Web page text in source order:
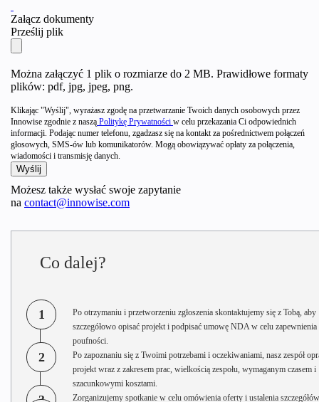
Załącz dokumenty
Prześlij plik
Można załączyć 1 plik o rozmiarze do 2 MB. Prawidłowe formaty
plików: pdf, jpg, jpeg, png.
Klikając "Wyślij", wyrażasz zgodę na przetwarzanie Twoich danych osobowych przez
Innowise zgodnie z naszą Politykę Prywatności w celu przekazania Ci odpowiednich
informacji. Podając numer telefonu, zgadzasz się na kontakt za pośrednictwem połączeń
głosowych, SMS-ów lub komunikatorów. Mogą obowiązywać opłaty za połączenia,
wiadomości i transmisję danych.
Możesz także wysłać swoje zapytanie
na contact@innowise.com
Co dalej?
1
Po otrzymaniu i przetworzeniu zgłoszenia skontaktujemy się z Tobą, aby
szczegółowo opisać projekt i podpisać umowę NDA w celu zapewnienia
poufności.
2
Po zapoznaniu się z Twoimi potrzebami i oczekiwaniami, nasz zespół
projekt wraz z zakresem prac, wielkością zespołu, wymaganym czasem i
szacunkowymi kosztami.
Zorganizujemy spotkanie w celu omówienia oferty i ustalenia